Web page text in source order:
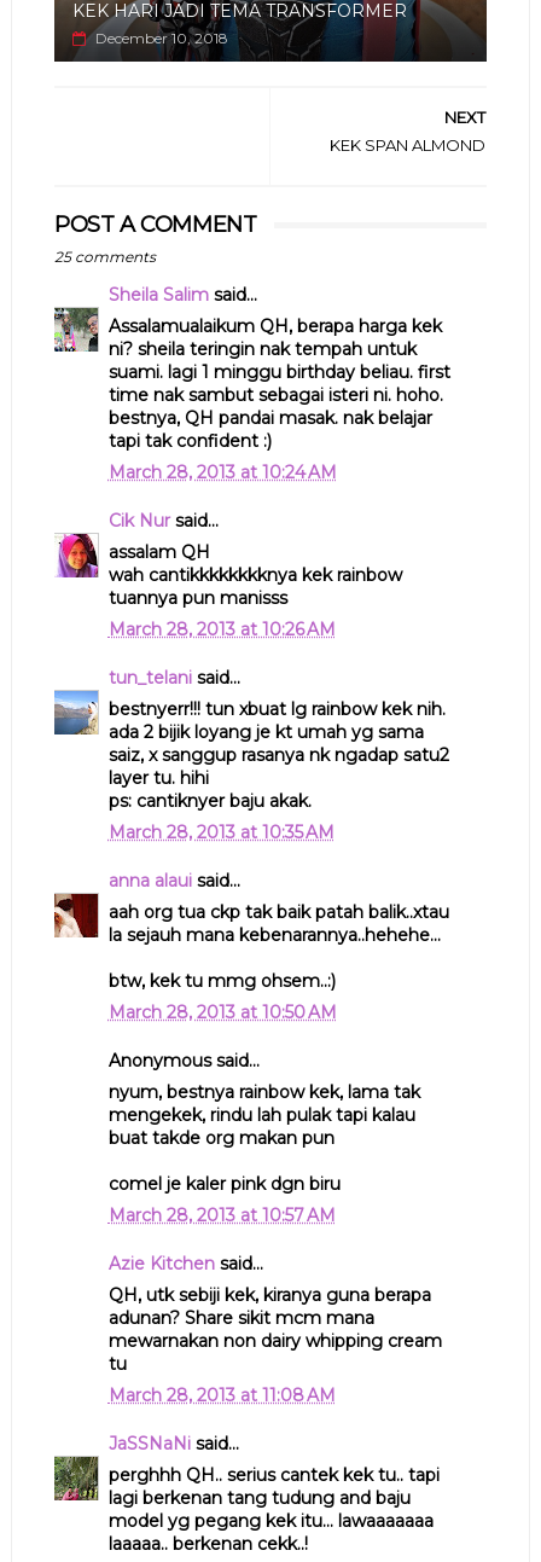
KEK HARI JADI TEMA TRANSFORMER
December 10, 2018
NEXT
KEK SPAN ALMOND
POST A COMMENT
25 comments
Sheila Salimsaid...
Assalamualaikum QH, berapa harga kek
ni? sheila teringin nak tempah untuk
suami. lagi 1 minggu birthday beliau. first
time nak sambut sebagai isteri ni. hoho.
bestnya, QH pandai masak. nak belajar
tapi tak confident :)
March 28, 2013 at 10:24 AM
Cik Nursaid...
assalam QH
wah cantikkkkkkkknya kek rainbow
tuannya pun manisss
March 28, 2013 at 10:26 AM
tun_telanisaid...
bestnyerr!!! tun xbuat lg rainbow kek nih.
ada 2 bijik loyang je kt umah yg sama
saiz, x sanggup rasanya nk ngadap satu2
layer tu. hihi
ps: cantiknyer baju akak.
March 28, 2013 at 10:35 AM
anna alauisaid...
aah org tua ckp tak baik patah balik..xtau
la sejauh mana kebenarannya..hehehe...
btw, kek tu mmg ohsem..:)
March 28, 2013 at 10:50 AM
Anonymous said...
nyum, bestnya rainbow kek, lama tak
mengekek, rindu lah pulak tapi kalau
buat takde org makan pun
comel je kaler pink dgn biru
March 28, 2013 at 10:57 AM
Azie Kitchensaid...
QH, utk sebiji kek, kiranya guna berapa
adunan? Share sikit mcm mana
mewarnakan non dairy whipping cream
tu
March 28, 2013 at 11:08 AM
JaSSNaNisaid...
perghhh QH.. serius cantek kek tu.. tapi
lagi berkenan tang tudung and baju
model yg pegang kek itu... lawaaaaaaa
laaaaa.. berkenan cekk..!